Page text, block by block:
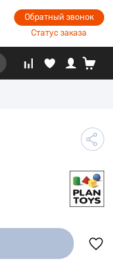
Обратный звонок
Статус заказа